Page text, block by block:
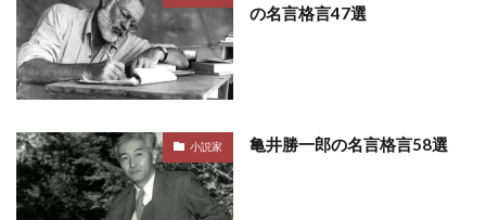
の名言格言47選
小説家 亀井勝一郎の名言格言58選